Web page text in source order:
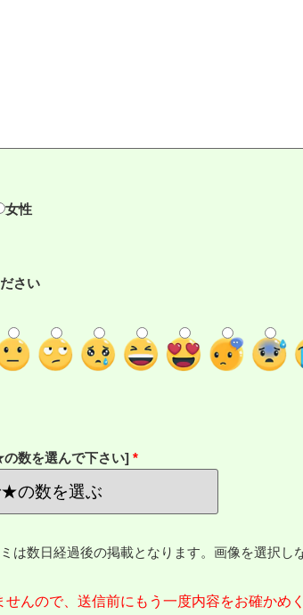
女性
さい
数を選んで下さい]
は数日経過後の掲載となります。画像を選択し
んので、送信前にもう一度内容をお確かめく